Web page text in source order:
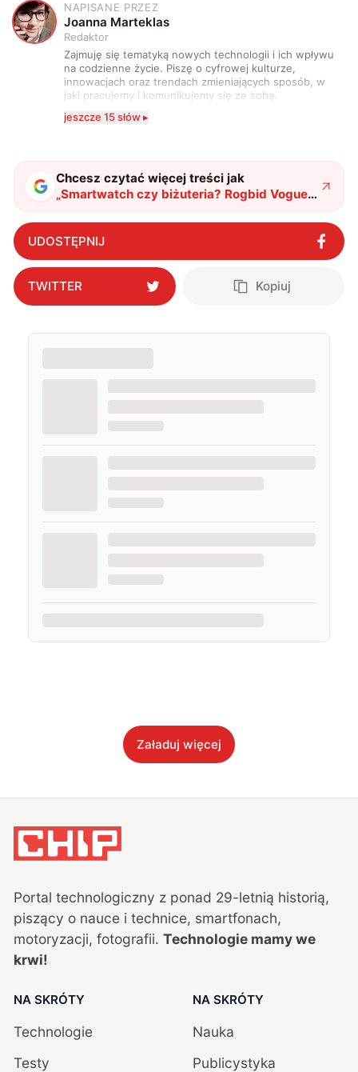
J
NAPISANE PRZEZ
Joanna Marteklas
Redaktor
Zajmuję się tematyką nowych technologii i ich wpływu
na codzienne życie. Piszę o cyfrowej kulturze,
innowacjach oraz trendach zmieniających sposób, w
jaki pracujemy i komunikujemy się ze sobą.
technologii a współczesną popkulturą. W wolnych
jeszcze 15 słów ▸
Chcesz czytać więcej treści jak
„Smartwatch czy biżuteria? Rogbid Vogue
to najcieńsza opaska, jaką widzieliście"?
UDOSTĘPNIJ
TWITTER Kopiuj
Załaduj więcej
Portal technologiczny z ponad 29-letnią historią,
piszący o nauce i technice, smartfonach,
motoryzacji, fotografii. Technologie mamy we
krwi!
NA SKRÓTY
Technologie
Testy
NA SKRÓTY
Nauka
Publicystyka